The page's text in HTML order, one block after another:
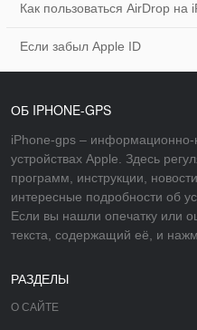
Как пользоваться AirDrop на
Если забыл Apple ID
ОБ IPHONE-GPS
iPhone-gps – информационно-
устройствах Apple. Здесь
программ, инструкции,
интересные подробности об
Если вы нашли опечатку или
текста, содержащий её, и
РАЗДЕЛЫ
О САЙТЕ